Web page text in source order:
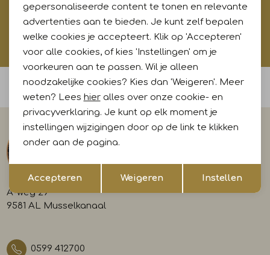
Aanmelden
Hoe wij met jouw data omgaan? Bekijk dit in onze
privacyverklaring.
Voor 15:00 uur besteld, morgen in huis
A-weg 29
9581 AL Musselkanaal
0599 412700
Opslaan
gepersonaliseerde content te tonen en relevante
advertenties aan te bieden. Je kunt zelf bepalen
welke cookies je accepteert. Klik op 'Accepteren'
voor alle cookies, of kies 'Instellingen' om je
voorkeuren aan te passen. Wil je alleen
noodzakelijke cookies? Kies dan 'Weigeren'. Meer
weten? Lees hieralles over onze cookie- en
privacyverklaring. Je kunt op elk moment je
instellingen wijzigingen door op de link te klikken
onder aan de pagina.
Accepteren Weigeren Instellen